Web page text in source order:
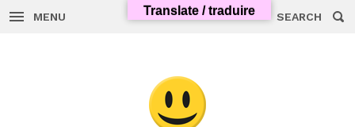
MENU SEARCH
Translate / traduire